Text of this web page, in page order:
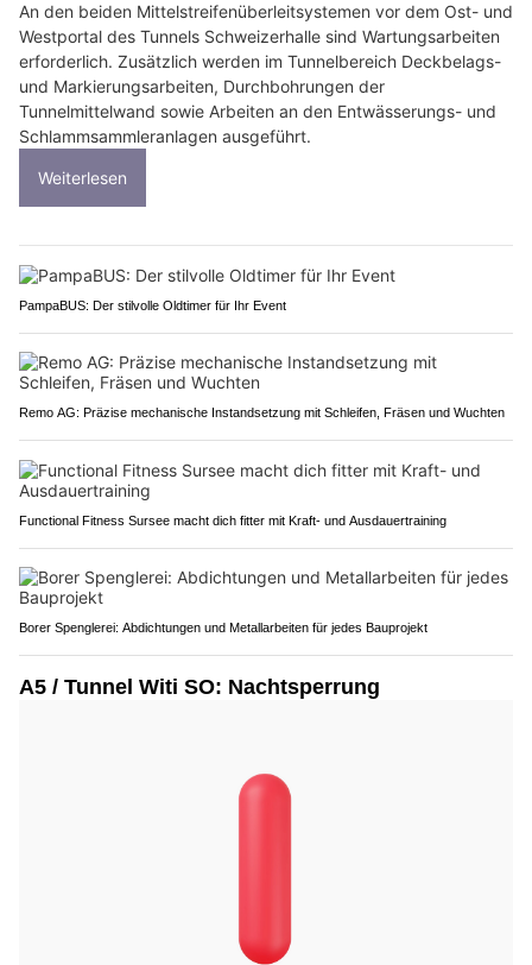
An den beiden Mittelstreifenüberleitsystemen vor dem Ost- und
Westportal des Tunnels Schweizerhalle sind Wartungsarbeiten
erforderlich. Zusätzlich werden im Tunnelbereich Deckbelags-
und Markierungsarbeiten, Durchbohrungen der
Tunnelmittelwand sowie Arbeiten an den Entwässerungs- und
Schlammsammleranlagen ausgeführt.
Weiterlesen
PampaBUS: Der stilvolle Oldtimer für Ihr Event
Remo AG: Präzise mechanische Instandsetzung mit Schleifen, Fräsen und Wuchten
Functional Fitness Sursee macht dich fitter mit Kraft- und Ausdauertraining
Borer Spenglerei: Abdichtungen und Metallarbeiten für jedes Bauprojekt
A5 / Tunnel Witi SO: Nachtsperrung